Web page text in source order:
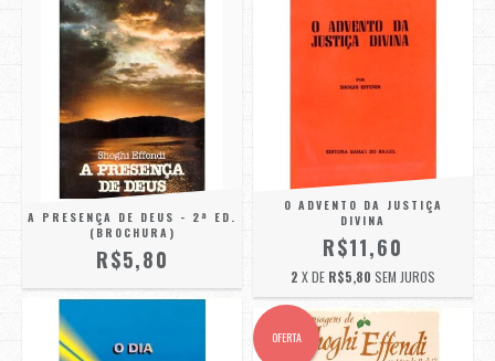
A PRESENÇA DE DEUS - 2ª ED.
(BROCHURA)
R$5,80
O ADVENTO DA JUSTIÇA
DIVINA
R$11,60
2 X DE R$5,80 SEM JUROS
OFERTA